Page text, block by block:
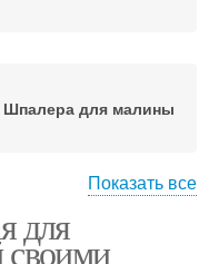
Шпалера для малины
шпалеры
Показать все
для
своими